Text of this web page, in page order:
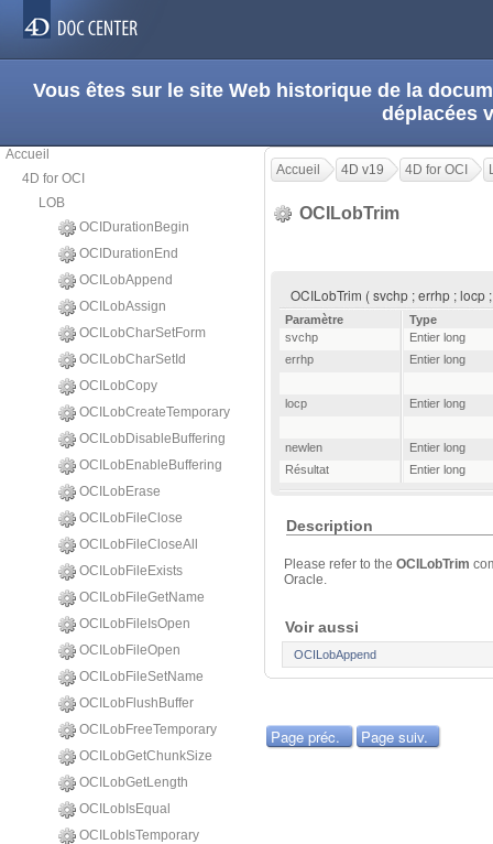
Vous êtes sur le site Web historique de la
déplacées
Accueil
4D for OCI
LOB
OCIDurationBegin
OCIDurationEnd
OCILobAppend
OCILobAssign
OCILobCharSetForm
OCILobCharSetId
OCILobCopy
OCILobCreateTemporary
OCILobDisableBuffering
OCILobEnableBuffering
OCILobErase
OCILobFileClose
OCILobFileCloseAll
OCILobFileExists
OCILobFileGetName
OCILobFileIsOpen
OCILobFileOpen
OCILobFileSetName
OCILobFlushBuffer
OCILobFreeTemporary
OCILobGetChunkSize
OCILobGetLength
OCILobIsEqual
OCILobIsTemporary
Accueil 4D v19 4D for OCI
OCILobTrim
OCILobTrim ( svchp ; errhp ;
Paramètre
Type
svchp
Entier long
errhp
Entier long
locp Entier long
newlen
Entier long
Résultat
Entier long
Description
Please refer to the OCILobTrim
Oracle.
Voir aussi
OCILobAppend
Page préc. Page suiv.